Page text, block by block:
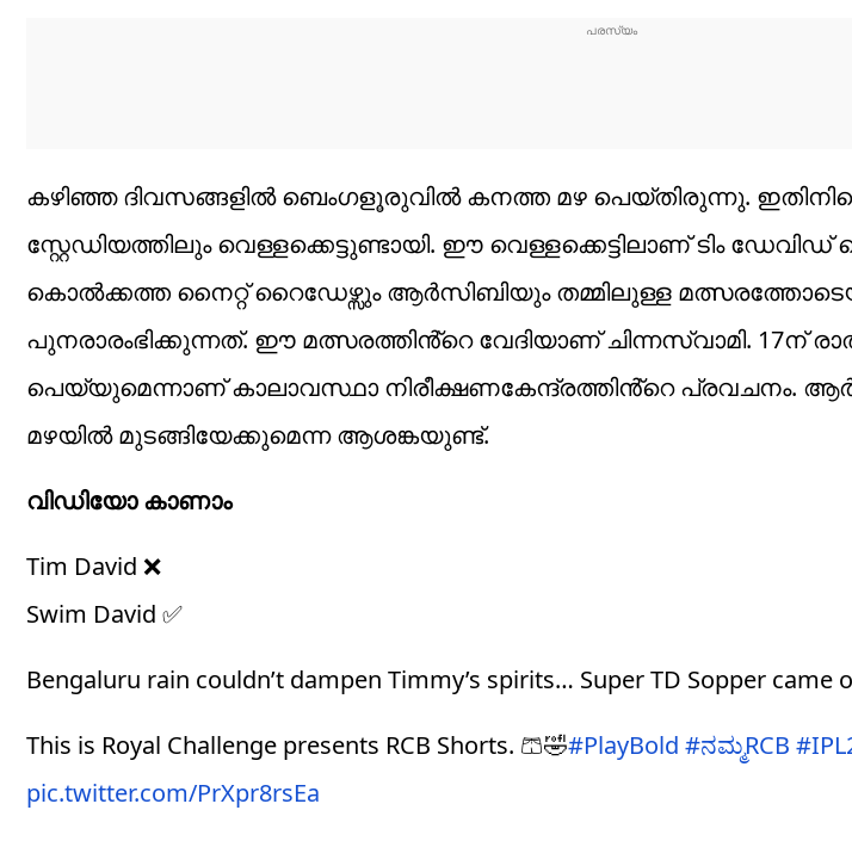
കഴിഞ്ഞ ദിവസങ്ങളിൽ ബെംഗളൂരുവിൽ കനത്ത മഴ പെയ്തിരുന്നു.
സ്റ്റേഡിയത്തിലും വെള്ളക്കെട്ടുണ്ടായി. ഈ വെള്ളക്കെട്ടിലാണ് ടിം ഡേവിഡ്
കൊൽക്കത്ത നൈറ്റ് റൈഡേഴ്സും ആർസിബിയും തമ്മിലുള്ള
പുനരാരംഭിക്കുന്നത്. ഈ മത്സരത്തിൻ്റെ വേദിയാണ് ചിന്നസ്വാമി. 17ന്
പെയ്യുമെന്നാണ് കാലാവസ്ഥാ നിരീക്ഷണകേന്ദ്രത്തിൻ്റെ പ്രവചനം.
മഴയിൽ മുടങ്ങിയേക്കുമെന്ന ആശങ്കയുണ്ട്.
വിഡിയോ കാണാം
Tim David ❌
Swim David ✅
Bengaluru rain couldn’t dampen Timmy’s spirits… Super TD Sopper came
This is Royal Challenge presents RCB Shorts. 🩳🤣#PlayBold #ನಮ್ಮRCB
pic.twitter.com/PrXpr8rsEa